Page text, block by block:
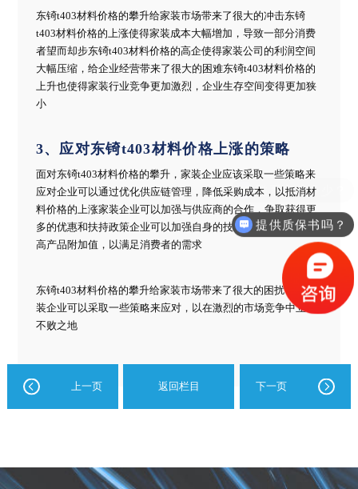
东锜t403材料价格的攀升给家装市场带来了很大的冲击东锜
t403材料价格的上涨使得家装成本大幅增加，导致一部分消费
者望而却步东锜t403材料价格的高企使得家装公司的利润空间
大幅压缩，给企业经营带来了很大的困难东锜t403材料价格的
上升也使得家装行业竞争更加激烈，企业生存空间变得更加狭
小
3、应对东锜t403材料价格上涨的策略
面对东锜t403材料价格的攀升，家装企业应该采取一些策略来
应对企业可以通过优化供应链管理，降低采购成本，以抵消材
料价格的上涨家装企业可以加强与供应商的合作，争取获得更
多的优惠和扶持政策企业可以加强自身的技术研发和创新，提
高产品附加值，以满足消费者的需求
东锜t403材料价格的攀升给家装市场带来了很大的困扰，但家
装企业可以采取一些策略来应对，以在激烈的市场竞争中立于
不败之地
上一页 返回栏目 下一页
提供质保书吗？